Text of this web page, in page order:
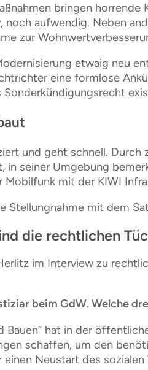
bringen
aufwendig. Neben
zur
etwaig neu
eine formlose
Sonderkündigungsrecht
und geht schnell.
in seiner Umgebung
Mobilfunk mit der KIWI
Stellungnahme mit dem
die rechtlichen
im Interview zu
beim GdW. Welche
Bauen” hat in der
schaffen, um den
einen Neustart des